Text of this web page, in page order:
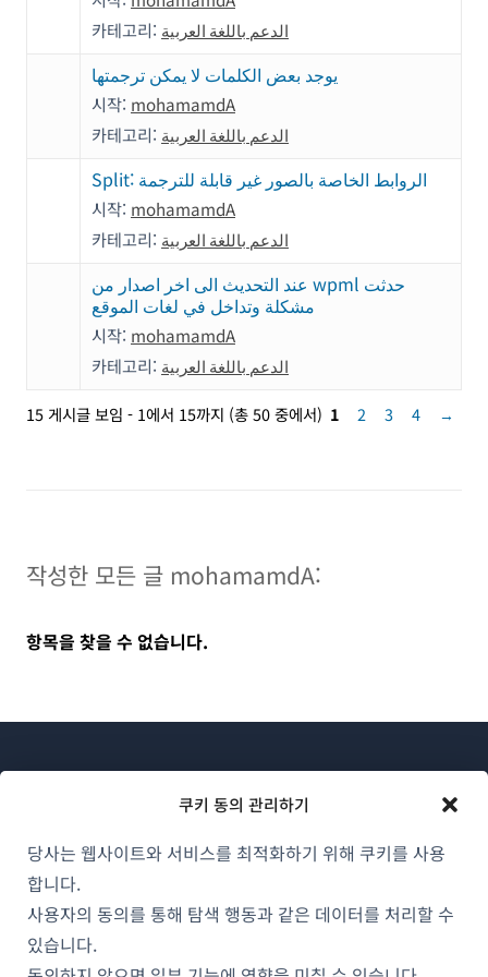
쿠키 동의 관리하기
당사는 웹사이트와 서비스를 최적화하기 위해 쿠키를 사용
합니다.
사용자의 동의를 통해 탐색 행동과 같은 데이터를 처리할 수
있습니다.
카테고리: الدعم باللغة العربية
يوجد بعض الكلمات لا يمكن ترجمتها
시작: mohamamdA
카테고리: الدعم باللغة العربية
Split: الروابط الخاصة بالصور غير قابلة للترجمة
시작: mohamamdA
카테고리: الدعم باللغة العربية
عند التحديث الى اخر اصدار من wpml حدثت
مشكلة وتداخل في لغات الموقع
시작: mohamamdA
카테고리: الدعم باللغة العربية
15 게시글 보임 - 1에서 15까지 (총 50 중에서) 1 2 3 4 →
작성한 모든 글 mohamamdA:
항목을 찾을 수 없습니다.
WPML 소개
GDPR 및 개인정보 처리방침